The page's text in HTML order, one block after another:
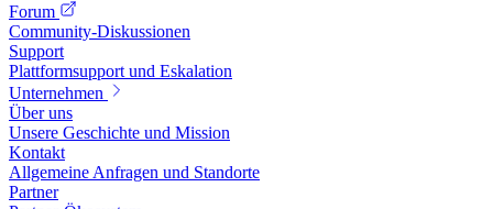
Forum
Community-Diskussionen
Support
Plattformsupport und Eskalation
Unternehmen
Über uns
Unsere Geschichte und Mission
Kontakt
Allgemeine Anfragen und Standorte
Partner